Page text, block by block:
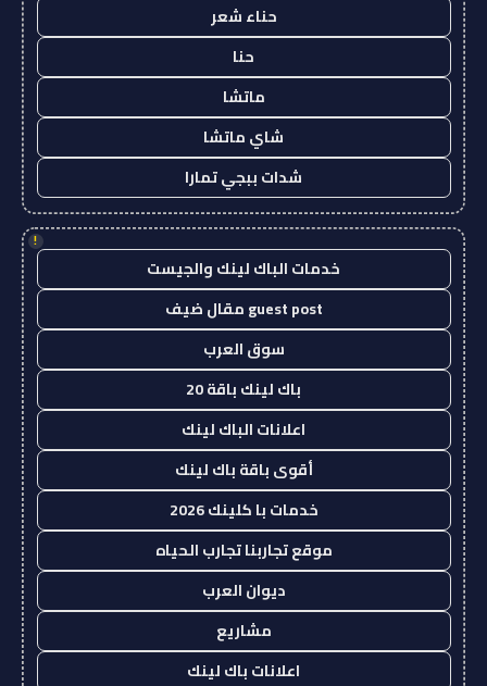
حناء شعر
حنا
ماتشا
شاي ماتشا
شدات ببجي تمارا
!
خدمات الباك لينك والجيست
guest post مقال ضيف
سوق العرب
باك لينك باقة 20
اعلانات الباك لينك
أقوى باقة باك لينك
خدمات با كلينك 2026
موقع تجاربنا تجارب الحياه
ديوان العرب
مشاريع
اعلانات باك لينك